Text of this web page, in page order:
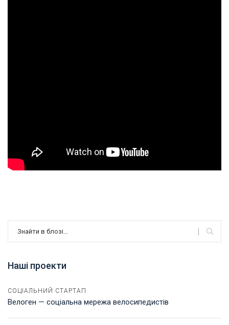
Наші проекти
СОЦІАЛЬНИЙ СТАРТАП
Велоген — соціальна мережа велосипедистів